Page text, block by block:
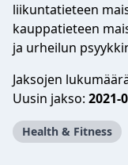
liikuntatieteen
kauppatieteen
ja urheilun
Jaksojen
Uusin jakso: 2021-
Health & Fitness